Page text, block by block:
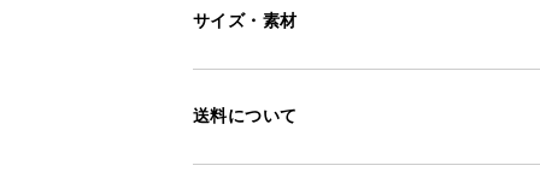
サイズ・素材
送料について